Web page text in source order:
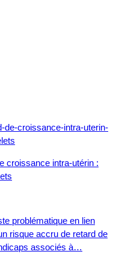
croissance intra-utérin :
problématique en lien
risque accru de retard de
associés à…